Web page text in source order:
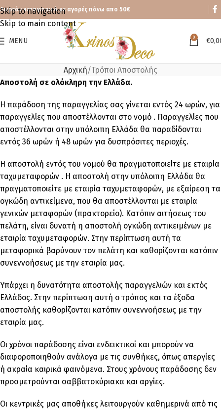
Skip to navigation
Skip to main content
Δωρεάν μεταφορικά με αγορές πάνω απο 50€
MENU 0 €
Αρχική Τρόποι Αποστολής
Αποστολή σε ολόκληρη την Ελλάδα.
Η παράδοση της παραγγελίας σας γίνεται εντός 24 ωρών, για
παραγγελίες που αποστέλλονται στο νομό . Παραγγελίες που
αποστέλλονται στην υπόλοιπη Ελλάδα θα παραδίδονται
εντός 36 ωρών ή 48 ωρών για δυσπρόσιτες περιοχές.
Η αποστολή εντός του νομού θα πραγματοποιείτε με εταιρία
ταχυμεταφορών . Η αποστολή στην υπόλοιπη Ελλάδα θα
πραγματοποιείτε με εταιρία ταχυμεταφορών, με εξαίρεση τα
ογκώδη αντικείμενα, που θα αποστέλλονται με εταιρία
γενικών μεταφορών (πρακτορείο). Κατόπιν αιτήσεως του
πελάτη, είναι δυνατή η αποστολή ογκώδη αντικειμένων με
εταιρία ταχυμεταφορών. Στην περίπτωση αυτή τα
μεταφορικά βαρύνουν τον πελάτη και καθορίζονται κατόπιν
συνεννοήσεως με την εταιρία μας.
Υπάρχει η δυνατότητα αποστολής παραγγελιών και εκτός
Ελλάδος. Στην περίπτωση αυτή ο τρόπος και τα έξοδα
αποστολής καθορίζονται κατόπιν συνεννοήσεως με την
εταιρία μας.
Οι χρόνοι παράδοσης είναι ενδεικτικοί και μπορούν να
διαφοροποιηθούν ανάλογα με τις συνθήκες, όπως απεργίες
ή ακραία καιρικά φαινόμενα. Στους χρόνους παράδοσης δεν
προσμετρούνται σαββατοκύριακα και αργίες.
Οι κεντρικές μας αποθήκες λειτουργούν καθημερινά από τις